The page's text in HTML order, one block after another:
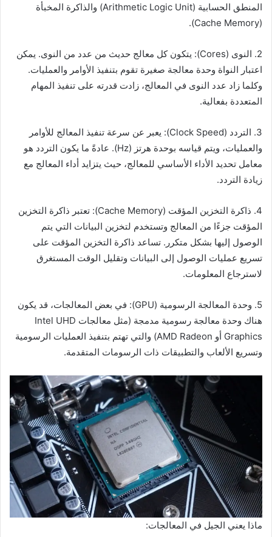
المنطق الحسابية (Arithmetic Logic Unit) والذاكرة المخبأة
(Cache Memory).
2. النوى (Cores): يتكون كل معالج حديث من عدد من النوى. يمكن
اعتبار النواة وحدة معالجة صغيرة تقوم بتنفيذ الأوامر والعمليات.
وكلما زاد عدد النوى في المعالج، زادت قدرته على تنفيذ المهام
المتعددة بفعالية.
3. التردد (Clock Speed): يعبر عن سرعة تنفيذ المعالج للأوامر
والعمليات، ويتم قياسه بوحدة هرتز (Hz). عادةً ما يكون التردد هو
معامل تحديد الأداء الأساسي للمعالج، حيث يتزايد أداء المعالج مع
زيادة التردد.
4. ذاكرة التخزين المؤقت (Cache Memory): تعتبر ذاكرة التخزين
المؤقت جزءًا من المعالج وتستخدم لتخزين البيانات التي يتم
الوصول إليها بشكل متكرر. تساعد ذاكرة التخزين المؤقت على
تسريع عمليات الوصول إلى البيانات وتقليل الوقت المستغرق
لاسترجاع المعلومات.
5. وحدة المعالجة الرسومية (GPU): في بعض المعالجات، قد يكون
هناك وحدة معالجة رسومية مدمجة (مثل معالجات Intel UHD
Graphics أو AMD Radeon) والتي تهتم بتنفيذ العمليات الرسومية
وتسريع الألعاب والتطبيقات ذات الرسومات المتقدمة.
ماذا يعني الجيل في المعالجات: